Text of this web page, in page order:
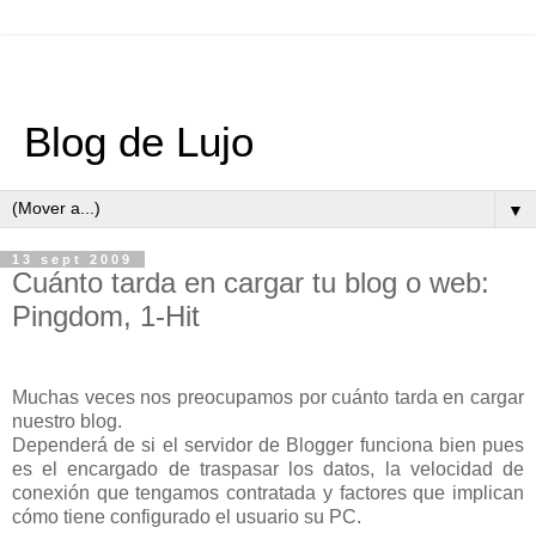
Blog de Lujo
▼
13 sept 2009
Cuánto tarda en cargar tu blog o web:
Pingdom, 1-Hit
Muchas veces nos preocupamos por cuánto tarda en cargar
nuestro blog.
Dependerá de si el servidor de Blogger funciona bien pues
es el encargado de traspasar los datos, la velocidad de
conexión que tengamos contratada y factores que implican
cómo tiene configurado el usuario su PC.